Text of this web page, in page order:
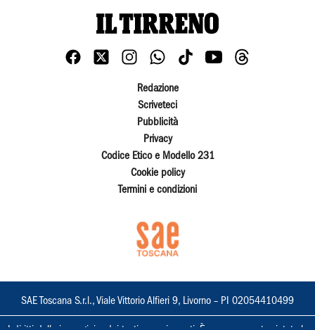
Redazione
Scriveteci
Pubblicità
Privacy
Codice Etico e Modello 231
Cookie policy
Termini e condizioni
SAE Toscana S.r.l., Viale Vittorio Alfieri 9, Livorno – PI 02054410499